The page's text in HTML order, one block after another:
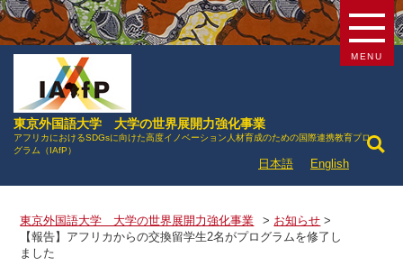
東京外国語大学 大学の世界展開力強化事業
アフリカにおけるSDGsに向けた高度イノベーション人材育成のための国際連携教育プロ
グラム（IAfP）
日本語 English
MENU
東京外国語大学 大学の世界展開力強化事業 > お知らせ >
【報告】アフリカからの交換留学生2名がプログラムを修了し
ました